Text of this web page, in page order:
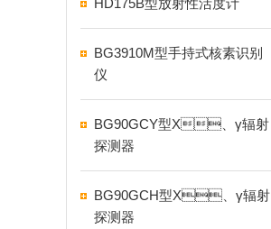
HD175B型放射性活度计
BG3910M型手持式核素识别
仪
BG90GCY型X、γ辐射
探测器
BG90GCH型X、γ辐射
探测器